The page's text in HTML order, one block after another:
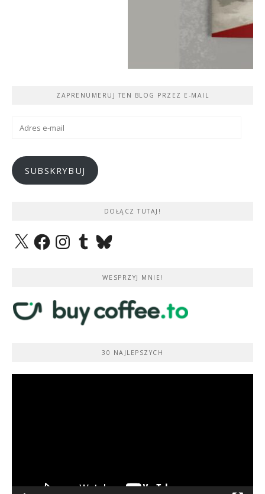
ZAPRENUMERUJ TEN BLOG PRZEZ E-MAIL
Adres
SUBSKRYBUJ
DOŁĄCZ TUTAJ!
X FacebookInstagramTumblrBluesky
WESPRZYJ MNIE!
30 NAJLEPSZYCH